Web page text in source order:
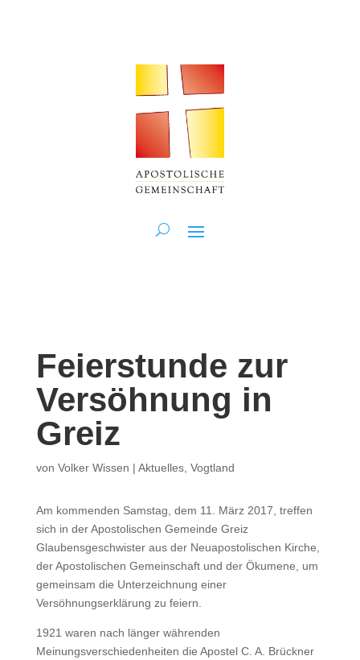
Feierstunde zur
Versöhnung in
Greiz
von Volker Wissen | Aktuelles, Vogtland
Am kommenden Samstag, dem 11. März 2017, treffen
sich in der Apostolischen Gemeinde Greiz
Glaubensgeschwister aus der Neuapostolischen Kirche,
der Apostolischen Gemeinschaft und der Ökumene, um
gemeinsam die Unterzeichnung einer
Versöhnungserklärung zu feiern.
1921 waren nach länger währenden
Meinungsverschiedenheiten die Apostel C. A. Brückner